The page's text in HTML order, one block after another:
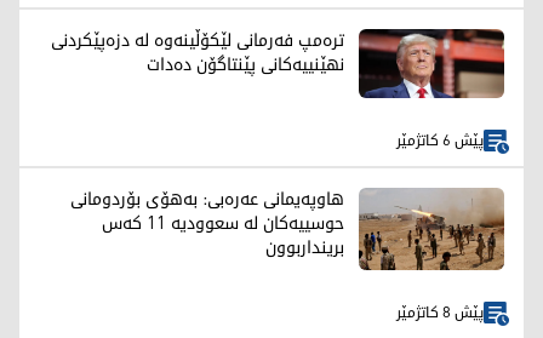
ترەمپ فەرمانی لێکۆڵینەوە لە دزەپێکردنی
نهێنییەکانی پێنتاگۆن دەدات
پێش 6 کاتژمێر
هاوپەیمانی عەرەبی: بەهۆی بۆردومانی
حوسییەکان لە سعوودیە 11 کەس
برینداربوون
پێش 8 کاتژمێر